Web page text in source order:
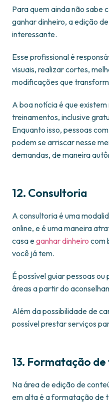
Para quem ainda não sabe
ganhar dinheiro, a edição
interessante.
Esse profissional é
visuais, realizar cortes,
modificações que
A boa notícia é que
treinamentos, inclusive
Enquanto isso, pessoas
podem se arriscar nesse
demandas, de maneira
12. Consultoria
A consultoria é uma
online, e é uma maneira
casa eganhar dinheiro com
você já tem.
É possível guiar pessoas
áreas a partir do
Além da possibilidade de
possível prestar serviços
13. Formatação
Na área de edição de
em alta é a formatação de